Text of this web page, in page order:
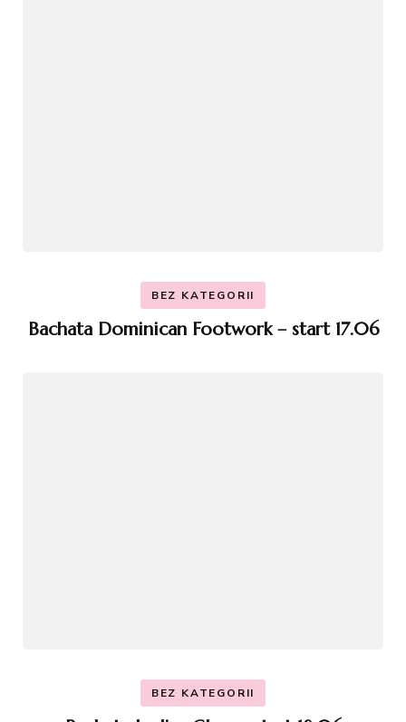
BEZ KATEGORII
Bachata Dominican Footwork – start 17.06
BEZ KATEGORII